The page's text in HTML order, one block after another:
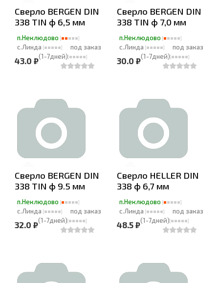
Cверло BERGEN DIN
338 TIN ф 6,5 мм
п.Неклюдово
с.Линда
под заказ
(1-7дней)
43.0 ₽
Cверло BERGEN DIN
338 TIN ф 7,0 мм
п.Неклюдово
с.Линда
под заказ
(1-7дней)
30.0 ₽
Cверло BERGEN DIN
338 TIN ф 9.5 мм
п.Неклюдово
с.Линда
под заказ
(1-7дней)
32.0 ₽
Cверло HELLER DIN
338 ф 6,7 мм
п.Неклюдово
с.Линда
под заказ
(1-7дней)
48.5 ₽